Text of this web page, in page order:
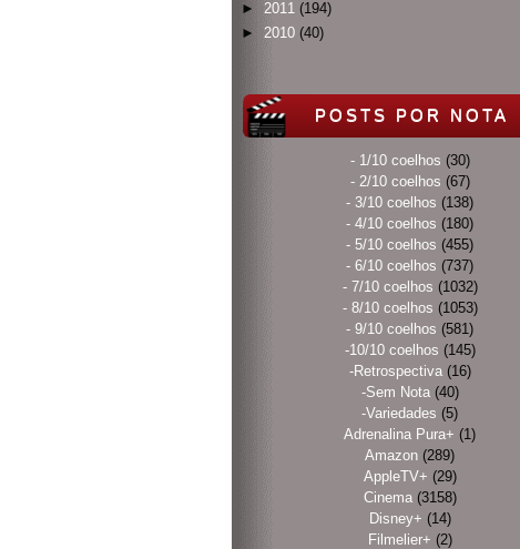
► 2011 (194)
► 2010 (40)
POSTS POR NOTA
- 1/10 coelhos (30)
- 2/10 coelhos (67)
- 3/10 coelhos (138)
- 4/10 coelhos (180)
- 5/10 coelhos (455)
- 6/10 coelhos (737)
- 7/10 coelhos (1032)
- 8/10 coelhos (1053)
- 9/10 coelhos (581)
-10/10 coelhos (145)
-Retrospectiva (16)
-Sem Nota (40)
-Variedades (5)
Adrenalina Pura+ (1)
Amazon (289)
AppleTV+ (29)
Cinema (3158)
Disney+ (14)
Filmelier+ (2)